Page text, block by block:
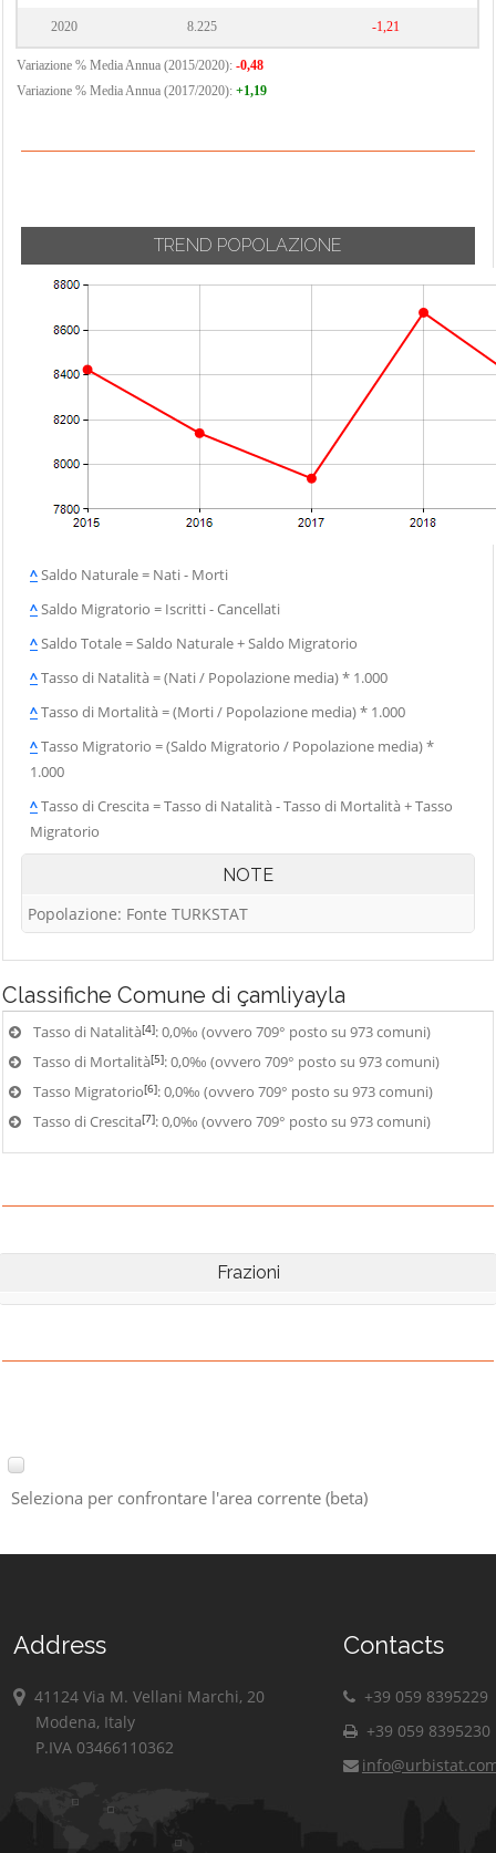
2020 8.225 -1,21
Variazione % Media Annua (2015/2020): -0,48
Variazione % Media Annua (2017/2020): +1,19
TREND POPOLAZIONE
^Saldo Naturale = Nati - Morti
^Saldo Migratorio = Iscritti - Cancellati
^Saldo Totale = Saldo Naturale + Saldo Migratorio
^Tasso di Natalità = (Nati / Popolazione media) * 1.000
^Tasso di Mortalità = (Morti / Popolazione media) * 1.000
^Tasso Migratorio = (Saldo Migratorio / Popolazione media) *
1.000
^Tasso di Crescita = Tasso di Natalità - Tasso di Mortalità + Tasso
Migratorio
NOTE
Popolazione: Fonte TURKSTAT
Classifiche Comune di çamliyayla
Tasso di Natalità[4]: 0,0‰ (ovvero 709° posto su 973 comuni)
Tasso di Mortalità[5]: 0,0‰ (ovvero 709° posto su 973 comuni)
Tasso Migratorio[6]: 0,0‰ (ovvero 709° posto su 973 comuni)
Tasso di Crescita[7]: 0,0‰ (ovvero 709° posto su 973 comuni)
Frazioni
Seleziona per confrontare l'area corrente (beta)
Address
41124 Via M. Vellani Marchi, 20
Modena, Italy
P.IVA 03466110362
Contacts
+39 059 8395229
+39 059 8395230